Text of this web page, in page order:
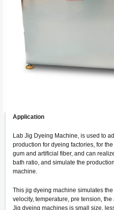
Application
Lab Jig Dyeing Machine, is used to
production for dyeing factories, for
gum and artificial fiber, and can
bath ratio, and simulate the
machine.
This jig dyeing machine simulates
velocity, temperature, pre tension,
Jig dyeing machines is small size,